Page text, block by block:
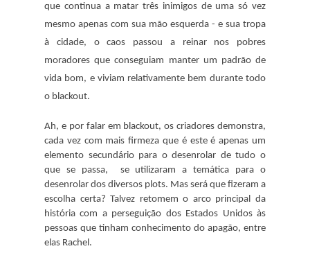
que continua a matar três inimigos de uma só vez
mesmo apenas com sua mão esquerda - e sua tropa
à cidade, o caos passou a reinar nos pobres
moradores que conseguiam manter um padrão de
vida bom, e viviam relativamente bem durante todo
o blackout.
Ah, e por falar em blackout, os criadores demonstra,
cada vez com mais firmeza que é este é apenas um
elemento secundário para o desenrolar de tudo o
que se passa, se utilizaram a temática para o
desenrolar dos diversos plots. Mas será que fizeram a
escolha certa? Talvez retomem o arco principal da
história com a perseguição dos Estados Unidos às
pessoas que tinham conhecimento do apagão, entre
elas Rachel.